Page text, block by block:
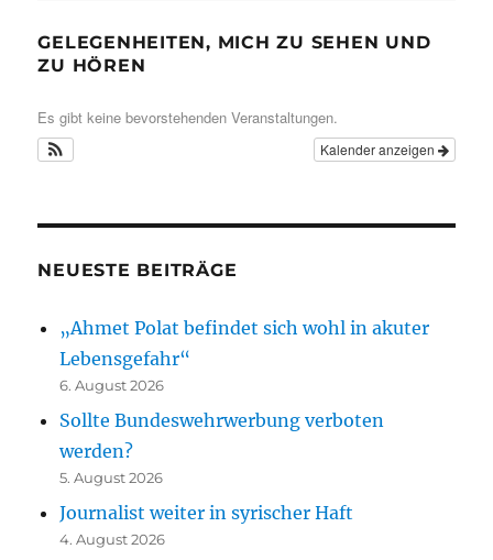
GELEGENHEITEN, MICH ZU SEHEN UND
ZU HÖREN
Es gibt keine bevorstehenden Veranstaltungen.
Kalender anzeigen
NEUESTE BEITRÄGE
„Ahmet Polat befindet sich wohl in akuter
Lebensgefahr“
6. August 2026
Sollte Bundeswehrwerbung verboten
werden?
5. August 2026
Journalist weiter in syrischer Haft
4. August 2026